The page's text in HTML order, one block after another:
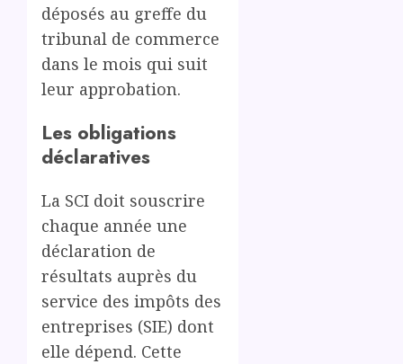
déposés au greffe du
tribunal de commerce
dans le mois qui suit
leur approbation.
Les obligations
déclaratives
La SCI doit souscrire
chaque année une
déclaration de
résultats auprès du
service des impôts des
entreprises (SIE) dont
elle dépend. Cette